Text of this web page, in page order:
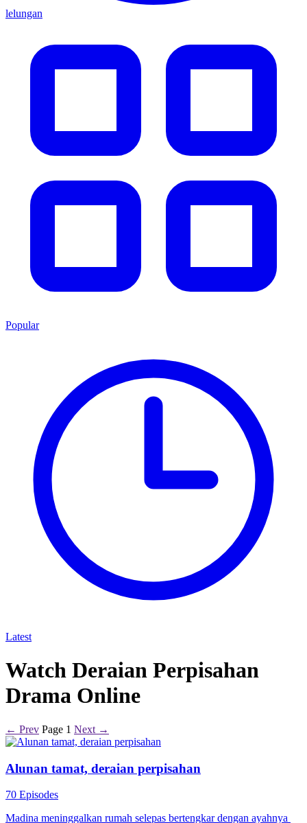
lelungan
Popular
Latest
Watch Deraian Perpisahan
Drama Online
← Prev Page 1 Next →
Alunan tamat, deraian perpisahan
70 Episodes
Madina​​ meninggalkan rumah selepas bertengkar dengan ayahnya ​​